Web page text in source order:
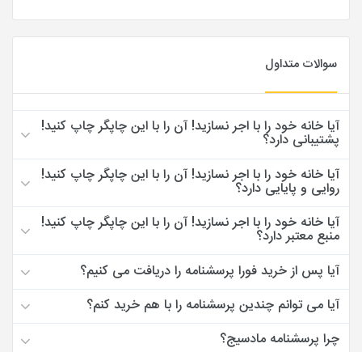
سوالات متداول
آیا خانه خود را با اجر نسازید! آن را با این چاپگر چاپ کنید!
پشتیبانی دارد؟
آیا خانه خود را با اجر نسازید! آن را با این چاپگر چاپ کنید!
روایی و پایایی دارد؟
آیا خانه خود را با اجر نسازید! آن را با این چاپگر چاپ کنید!
منبع معتبر دارد؟
آیا پس از خرید فورا پرسشنامه را دریافت می کنیم؟
آیا می توانم چندین پرسشنامه را با هم خرید کنم؟
چرا پرسشنامه مادسیج؟